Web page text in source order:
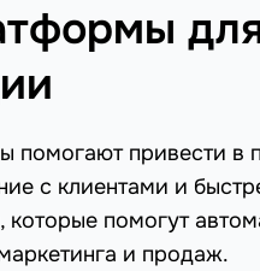
помогают привести в
с клиентами и
помогут
и продаж.